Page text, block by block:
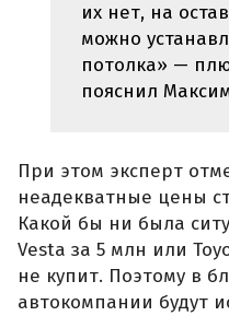
их нет, на
можно
потолка» —
пояснил
При этом эксперт
неадекватные цены
Какой бы ни была
Vesta за 5 млн или
не купит. Поэтому в
автокомпании будут